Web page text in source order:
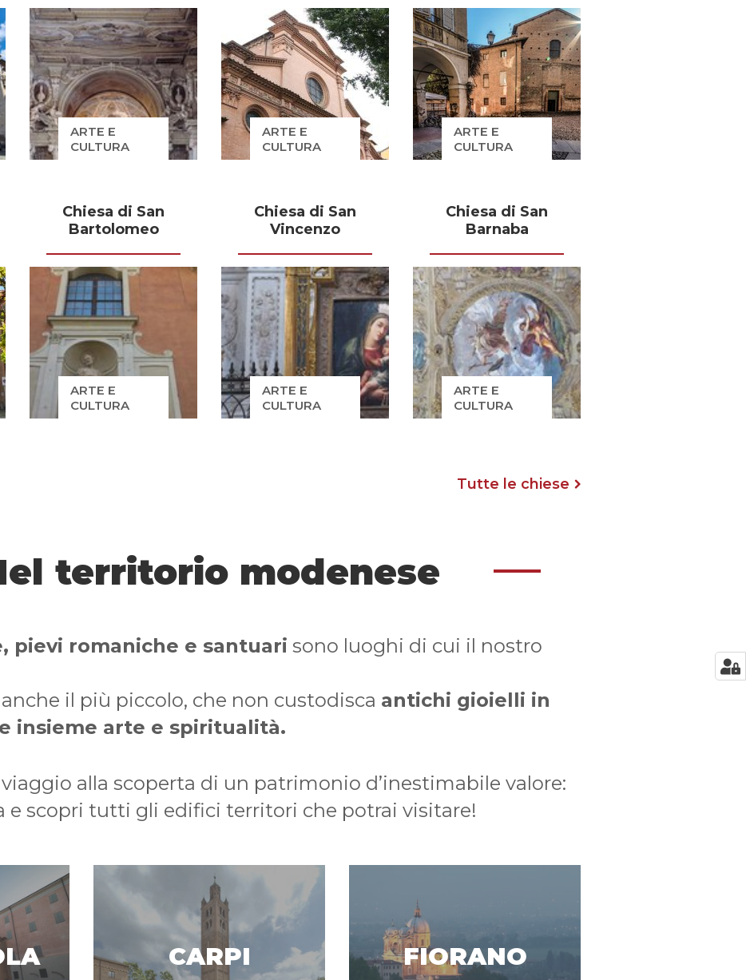
ARTE E
CULTURA
ARTE E
CULTURA
ARTE E
CULTURA
Chiesa di San
Bartolomeo
ARTE E
CULTURA
Chiesa di San
Vincenzo
ARTE E
CULTURA
Chiesa di San
Barnaba
ARTE E
CULTURA
Tutte le chiese
territorio modenese
pievi romaniche e santuari sono luoghi di cui il nostro
anche il più piccolo, che non custodisca antichi gioielli in
insieme arte e spiritualità.
alla scoperta di un patrimonio d’inestimabile valore:
e scopri tutti gli edifici territori che potrai visitare!
CARPI FIORANO